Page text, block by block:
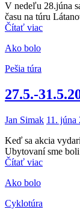
V nedeľu 28.júna
času na túru
Čítať viac
Ako bolo
Pešia túra
27.5.-
Jan Simak 11. júna
Keď sa akcia
Ubytovaní sme
Čítať viac
Ako bolo
Cyklotúra